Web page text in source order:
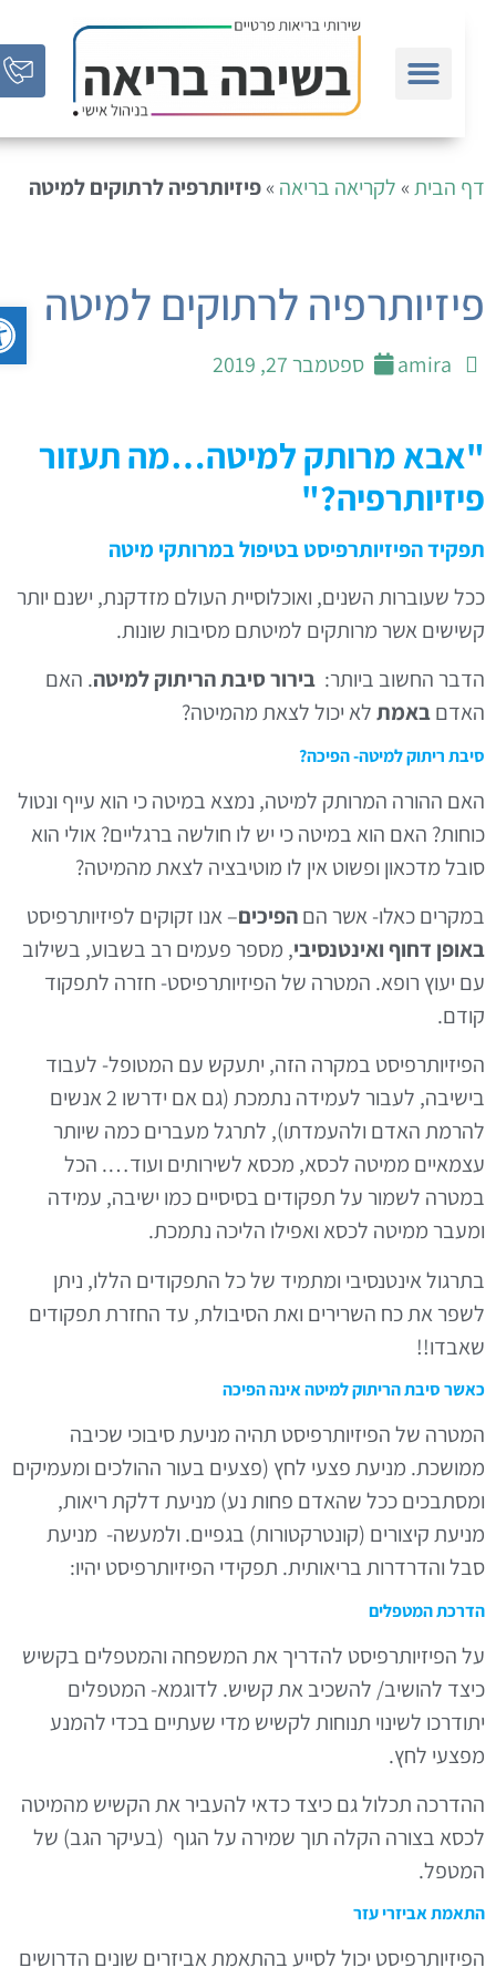
פתח
הבית»לקריאה בריאה» פיזיותרפיה לרתוקים למיטה
לרתוקים למיטה
amira ספטמבר 27, 2019
מרותק למיטה…מה תעזור
הפיזיותרפיסט בטיפול במרותקי מיטה
שעוברות השנים, ואוכלוסיית העולם מזדקנת, ישנם יותר
אשר מרותקים למיטתם מסיבות שונות.
החשוב ביותר:בירור סיבת הריתוק למיטה. האם
באמתלא יכול לצאת מהמיטה?
ריתוק למיטה- הפיכה?
ההורה המרותק למיטה, נמצא במיטה כי הוא עייף ונטול
האם הוא במיטה כי יש לו חולשה ברגליים? אולי הוא
מדכאון ופשוט אין לו מוטיבציה לצאת מהמיטה?
כאלו- אשר הםהפיכים– אנו זקוקים לפיזיותרפיסט
דחוף ואינטנסיבי, מספר פעמים רב בשבוע, בשילוב
יעוץ רופא. המטרה של הפיזיותרפיסט- חזרה לתפקוד
במקרה הזה, יתעקש עם המטופל- לעבוד
בישיבה, לעבור לעמידה נתמכת (גם אם ידרשו 2 אנשים
האדם ולהעמדתו), לתרגל מעברים כמה שיותר
ממיטה לכסא, מכסא לשירותים ועוד…. הכל
לשמור על תפקודים בסיסיים כמו ישיבה, עמידה
ממיטה לכסא ואפילו הליכה נתמכת.
אינטנסיבי ומתמיד של כל התפקודים הללו, ניתן
את כח השרירים ואת הסיבולת, עד החזרת תפקודים
סיבת הריתוק למיטה אינה הפיכה
של הפיזיותרפיסט תהיה מניעת סיבוכי שכיבה
מניעת פצעי לחץ (פצעים בעור ההולכים ומעמיקים
ככל שהאדם פחות נע) מניעת דלקת ריאות,
קיצורים (קונטרקטורות) בגפיים. ולמעשה- מניעת
והדרדרות בריאותית. תפקידי הפיזיותרפיסט יהיו:
המטפלים
הפיזיותרפיסט להדריך את המשפחה והמטפלים בקשיש
להושיב/ להשכיב את קשיש. לדוגמא- המטפלים
לשינוי תנוחות לקשיש מדי שעתיים בכדי להמנע
לחץ.
תכלול גם כיצד כדאי להעביר את הקשיש מהמיטה
בצורה הקלה תוך שמירה על הגוף (בעיקר הגב) של
אביזרי עזר
יכול לסייע בהתאמת אביזרים שונים הדרושים